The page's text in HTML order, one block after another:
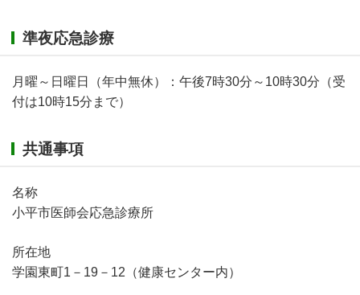
準夜応急診療
月曜～日曜日（年中無休）：午後7時30分～10時30分（受
付は10時15分まで）
共通事項
名称
小平市医師会応急診療所
所在地
学園東町1－19－12（健康センター内）